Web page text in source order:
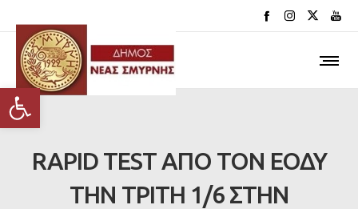
Ανοίξτε τη γραμμή εργαλείων
RAPID TEST ΑΠΟ ΤΟΝ ΕΟΔΥ
ΤΗΝ ΤΡΙΤΗ 1/6 ΣΤΗΝ